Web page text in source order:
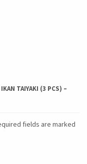
TAIYAKI (3 PCS) –
fields are marked